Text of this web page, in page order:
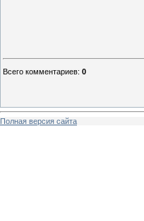
Всего комментариев: 0
Полная версия сайта